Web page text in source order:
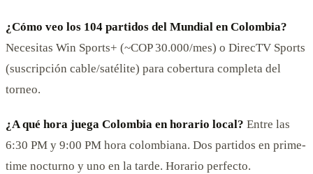
¿Cómo veo los 104 partidos del Mundial en Colombia?
Necesitas Win Sports+ (~COP 30.000/mes) o DirecTV Sports
(suscripción cable/satélite) para cobertura completa del
torneo.
¿A qué hora juega Colombia en horario local? Entre las
6:30 PM y 9:00 PM hora colombiana. Dos partidos en prime-
time nocturno y uno en la tarde. Horario perfecto.